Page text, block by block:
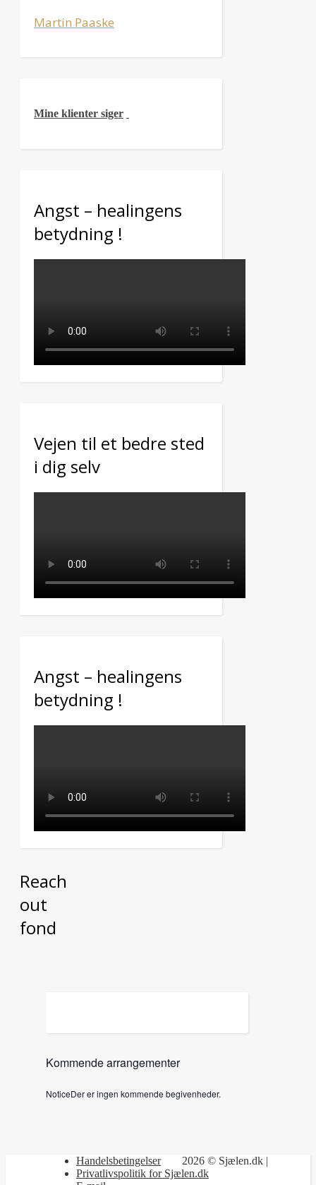
Martin Paaske
Mine klienter siger
Angst – healingens
betydning !
Vejen til et bedre sted
i dig selv
Angst – healingens
betydning !
Reach
out
fond
Kommende arrangementer
NoticeDer er ingen kommende begivenheder.
2026 © Sjælen.dk |
Handelsbetingelser
Privatlivspolitik for Sjælen.dk